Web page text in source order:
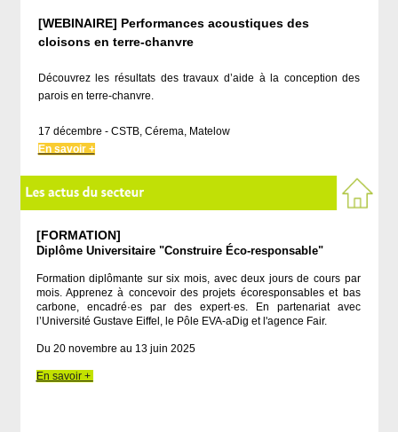
[WEBINAIRE] Performances acoustiques des
cloisons en terre-chanvre
Découvrez les résultats des travaux d’aide à la conception des
parois en terre-chanvre.
17 décembre - CSTB, Cérema, Matelow
En savoir +
[FORMATION]
Diplôme Universitaire "Construire Éco-responsable"
Formation diplômante sur six mois, avec deux jours de cours par
mois. Apprenez à concevoir des projets écoresponsables et bas
carbone, encadré·es par des expert·es. En partenariat avec
l’Université Gustave Eiffel, le Pôle EVA-aDig et l'agence Fair.
Du 20 novembre au 13 juin 2025
En savoir +